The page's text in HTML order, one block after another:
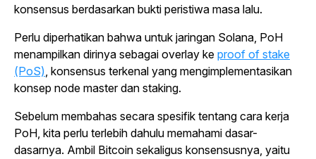
konsensus berdasarkan bukti peristiwa masa lalu.
Perlu diperhatikan bahwa untuk jaringan Solana, PoH
menampilkan dirinya sebagai overlay ke proof of stake
(PoS), konsensus terkenal yang mengimplementasikan
konsep node master dan staking.
Sebelum membahas secara spesifik tentang cara kerja
PoH, kita perlu terlebih dahulu memahami dasar-
dasarnya. Ambil Bitcoin sekaligus konsensusnya, yaitu